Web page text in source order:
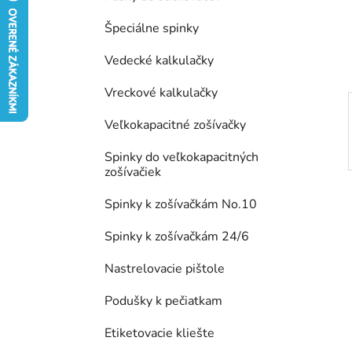
Špeciálne spinky
Vedecké kalkulačky
Vreckové kalkulačky
Veľkokapacitné zošívačky
Spinky do veľkokapacitných
zošívačiek
Spinky k zošívačkám No.10
Spinky k zošívačkám 24/6
Nastrelovacie pištole
Podušky k pečiatkam
Etiketovacie kliešte